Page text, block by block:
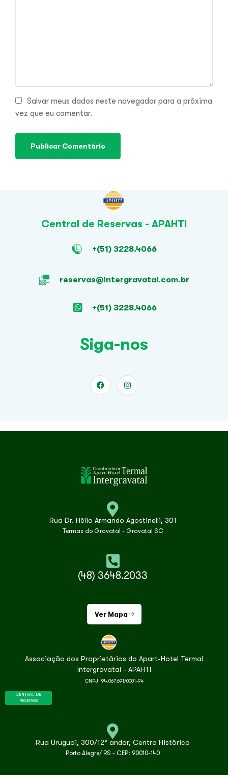
Salvar meus dados neste navegador para a próxima
vez que eu comentar.
Central de Reservas - APAHTI
+(51) 3228.4066
reservas@intergravatal.com.br
+(51) 3228.4066
Siga-nos
Rua Dr. Hélio Armando Agostinelli, 301
Termas do Gravatal - Gravatal SC
(48) 3648.2033
Ver Mapa
Associação dos Proprietários do Apart-Hotel Termal
Intergravatal - APAHTI
CNPJ: 94.067.691/0001-94
CENTRAL DE
RESERVAS
Rua Uruguai, 300/12° andar, Centro Histórico
Porto Alegre/ RS - CEP: 90010-140